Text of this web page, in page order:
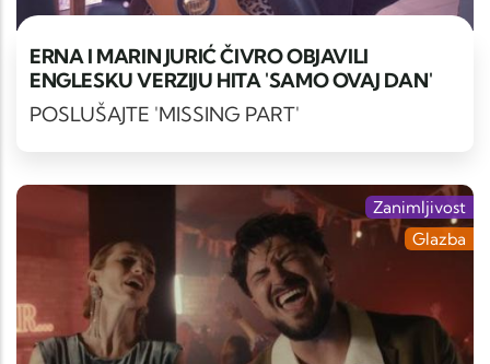
ERNA I MARIN JURIĆ ČIVRO OBJAVILI
ENGLESKU VERZIJU HITA 'SAMO OVAJ DAN'
POSLUŠAJTE 'MISSING PART'
Zanimljivost
Glazba